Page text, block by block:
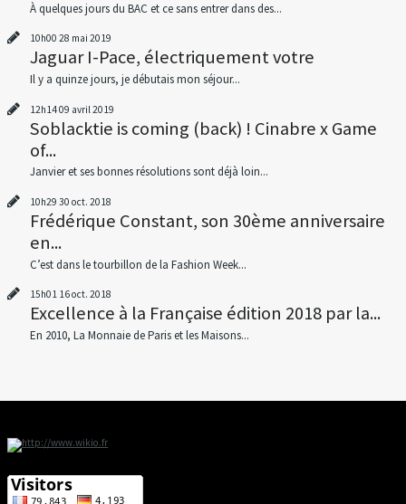
À quelques jours du BAC et ce sans entrer dans des...
10h00 28 mai 2019
Jaguar I-Pace, électriquement votre
Il y a quinze jours, je débutais mon séjour...
12h1409 avril 2019
Soblacktie is coming (back) ! Cinabre x Game
of...
Janvier et ses bonnes résolutions sont déjà loin...
10h29 30 oct. 2018
Frédérique Constant, son 30ème anniversaire
en...
C’est dans le tourbillon de la Fashion Week...
15h01 16oct. 2018
Excellence à la Française édition 2018 par la...
En 2010, La Monnaie de Paris et les Maisons...